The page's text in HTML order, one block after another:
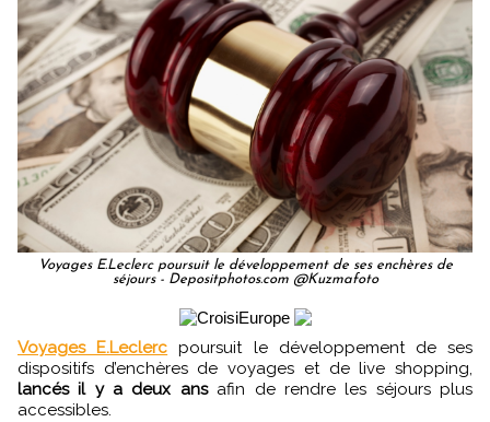
Voyages E.Leclerc poursuit le développement de ses enchères de
séjours - Depositphotos.com @Kuzmafoto
Voyages E.Leclerc poursuit le développement de ses
dispositifs d’enchères de voyages et de live shopping,
lancés il y a deux ansafin de rendre les séjours plus
accessibles.